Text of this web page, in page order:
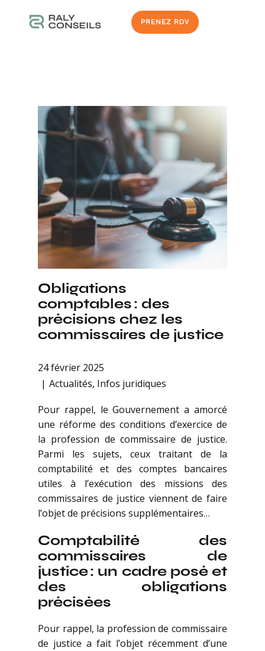
PRENEZ RDV
Obligations
comptables : des
précisions chez les
commissaires de justice
24 février 2025
Actualités, Infos juridiques
Pour rappel, le Gouvernement a amorcé
une réforme des conditions d’exercice de
la profession de commissaire de justice.
Parmi les sujets, ceux traitant de la
comptabilité et des comptes bancaires
utiles à l’exécution des missions des
commissaires de justice viennent de faire
l’objet de précisions supplémentaires…
Comptabilité des
commissaires de
justice : un cadre posé et
des obligations
précisées
Pour rappel, la profession de commissaire
de justice a fait l’objet récemment d’une